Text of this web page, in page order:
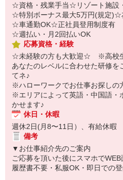
☆資格・残業手当☆リゾート施設
☆特別ボーナス最大5万円(規定)☆
☆車通勤OK☆正社員登用制度有
☆週払い・月2回払いOK
応募資格・経験
☆未経験の方も大歓迎☆ ※高校
あなたのレベルに合わせた研修を
てネ♪
※ハローワークでお仕事お探しの
※エリアによって英語・中国語・
かせます♪
休日・休暇
週休2日(月8〜11日）、有給休暇
備考
▼お仕事紹介先のご案内
ご応募を頂いた後にスマホでWEB
履歴書不要・私服OK・即日での